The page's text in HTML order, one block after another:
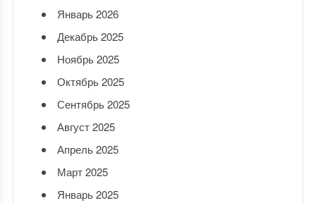
Январь 2026
Декабрь 2025
Ноябрь 2025
Октябрь 2025
Сентябрь 2025
Август 2025
Апрель 2025
Март 2025
Январь 2025